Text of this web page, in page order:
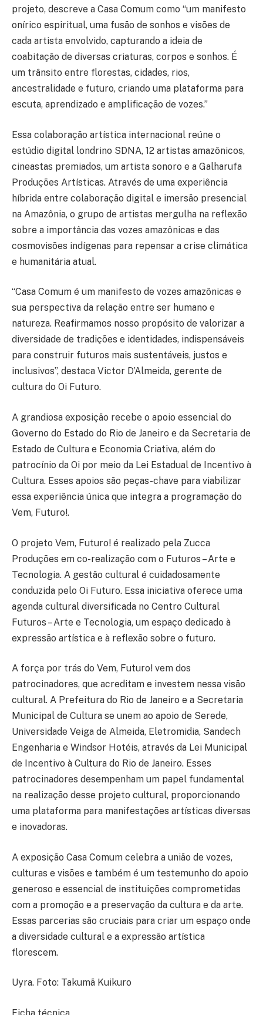
projeto, descreve a Casa Comum como “um manifesto
onírico espiritual, uma fusão de sonhos e visões de
cada artista envolvido, capturando a ideia de
coabitação de diversas criaturas, corpos e sonhos. É
um trânsito entre florestas, cidades, rios,
ancestralidade e futuro, criando uma plataforma para
escuta, aprendizado e amplificação de vozes.”
Essa colaboração artística internacional reúne o
estúdio digital londrino SDNA, 12 artistas amazônicos,
cineastas premiados, um artista sonoro e a Galharufa
Produções Artísticas. Através de uma experiência
híbrida entre colaboração digital e imersão presencial
na Amazônia, o grupo de artistas mergulha na reflexão
sobre a importância das vozes amazônicas e das
cosmovisões indígenas para repensar a crise climática
e humanitária atual.
“Casa Comum é um manifesto de vozes amazônicas e
sua perspectiva da relação entre ser humano e
natureza. Reafirmamos nosso propósito de valorizar a
diversidade de tradições e identidades, indispensáveis
para construir futuros mais sustentáveis, justos e
inclusivos”, destaca Victor D’Almeida, gerente de
cultura do Oi Futuro.
A grandiosa exposição recebe o apoio essencial do
Governo do Estado do Rio de Janeiro e da Secretaria de
Estado de Cultura e Economia Criativa, além do
patrocínio da Oi por meio da Lei Estadual de Incentivo à
Cultura. Esses apoios são peças-chave para viabilizar
essa experiência única que integra a programação do
Vem, Futuro!.
O projeto Vem, Futuro! é realizado pela Zucca
Produções em co-realização com o Futuros – Arte e
Tecnologia. A gestão cultural é cuidadosamente
conduzida pelo Oi Futuro. Essa iniciativa oferece uma
agenda cultural diversificada no Centro Cultural
Futuros – Arte e Tecnologia, um espaço dedicado à
expressão artística e à reflexão sobre o futuro.
A força por trás do Vem, Futuro! vem dos
patrocinadores, que acreditam e investem nessa visão
cultural. A Prefeitura do Rio de Janeiro e a Secretaria
Municipal de Cultura se unem ao apoio de Serede,
Universidade Veiga de Almeida, Eletromidia, Sandech
Engenharia e Windsor Hotéis, através da Lei Municipal
de Incentivo à Cultura do Rio de Janeiro. Esses
patrocinadores desempenham um papel fundamental
na realização desse projeto cultural, proporcionando
uma plataforma para manifestações artísticas diversas
e inovadoras.
A exposição Casa Comum celebra a união de vozes,
culturas e visões e também é um testemunho do apoio
generoso e essencial de instituições comprometidas
com a promoção e a preservação da cultura e da arte.
Essas parcerias são cruciais para criar um espaço onde
a diversidade cultural e a expressão artística
florescem.
Uyra. Foto: Takumã Kuikuro